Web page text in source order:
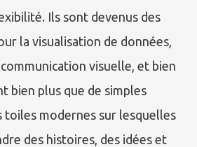
Ils sont devenus des
la visualisation de données,
visuelle, et bien
bien plus que de simples
toiles modernes sur lesquelles
des histoires, des idées et